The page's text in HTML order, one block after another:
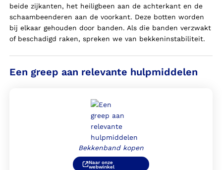
beide zijkanten, het heiligbeen aan de achterkant en de
schaambeenderen aan de voorkant. Deze botten worden
bij elkaar gehouden door banden. Als die banden verzwakt
of beschadigd raken, spreken we van bekkeninstabiliteit.
Een greep aan relevante hulpmiddelen
Bekkenband kopen
Naar onze
webwinkel